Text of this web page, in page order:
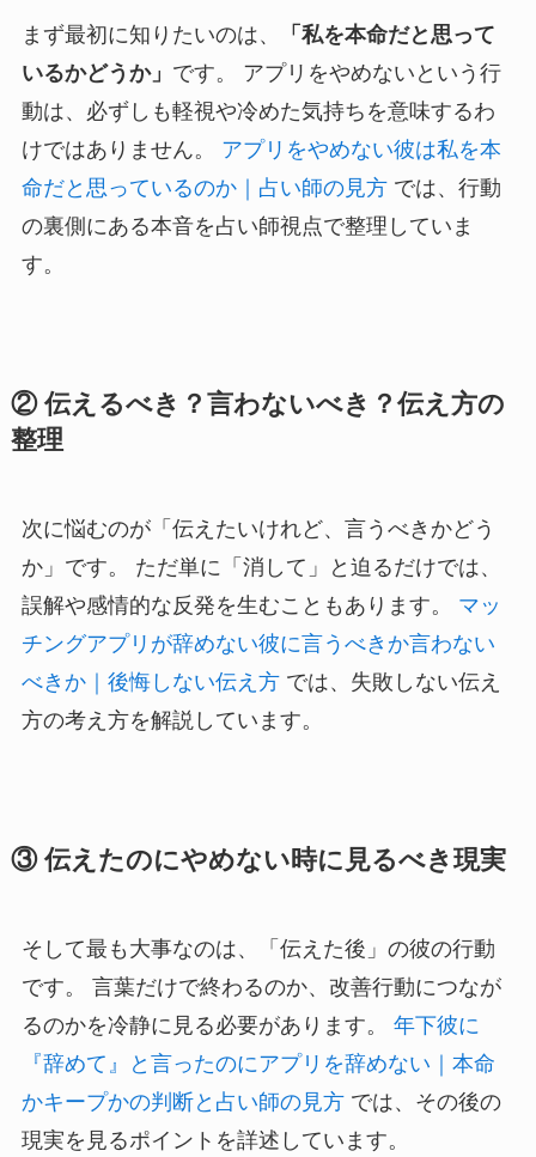
まず最初に知りたいのは、
「私を本命だと思って
いるかどうか」 です。 アプリをやめないという行
動は、必ずしも軽視や冷めた気持ちを意味するわ
けではありません。 アプリをやめない彼は私を本
命だと思っているのか｜占い師の見方 では、行動
の裏側にある本音を占い師視点で整理していま
す。
② 伝えるべき？言わないべき？伝え方の
整理
次に悩むのが「伝えたいけれど、言うべきかどう
か」です。 ただ単に「消して」と迫るだけでは、
誤解や感情的な反発を生むこともあります。 マッ
チングアプリが辞めない彼に言うべきか言わない
べきか｜後悔しない伝え方 では、失敗しない伝え
方の考え方を解説しています。
③ 伝えたのにやめない時に見るべき現実
そして最も大事なのは、「伝えた後」の彼の行動
です。 言葉だけで終わるのか、改善行動につなが
るのかを冷静に見る必要があります。 年下彼に
『辞めて』と言ったのにアプリを辞めない｜本命
かキープかの判断と占い師の見方 では、その後の
現実を見るポイントを詳述しています。